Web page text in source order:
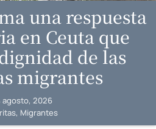
una respuesta
en Ceuta que
de las
migrantes
agosto, 2026
, Migrantes